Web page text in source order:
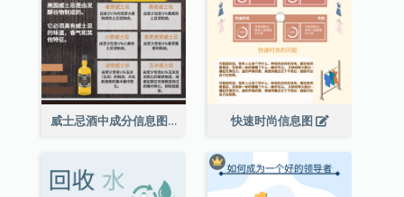
威士忌酒中成分信息图表 快速时尚信息图